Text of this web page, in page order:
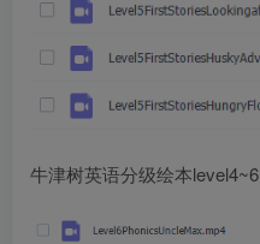
牛津树英语分级绘本level4~6